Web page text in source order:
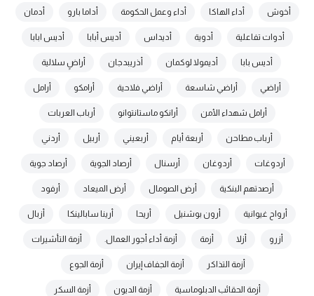
أخوش أداء الهاكا أداء وعمل الحكومة أداما بارو أدمان
أدوات تفاعلية أدوية أديداس أديس أبابا أديس ابابا
أديس بابا أديمولا لوكمان أذريبدجان أراضٍ سلالية
أراضي أراضي شاسعة أراضي فلاحية أرامكو أرامل
أرامل شهداء الأمن أرانكو ماستانتوانو أرباب العربات
أرباب مطاحن أربعة أيام أربعيني أربيل أردني
أردوغات أردوغان أرسنال أرصاد الجوية أرصاد جوية
أرصدتهم البنكية أرض الصومال أرض الميعاد أرفود
أرواح غيوانية أرون بوشنيل أريحا أرينا سابالينكا أزبال
أزرو أزلا أزمة أزمة أداء أجور العمال. أزمة التأشيرات
أزمة التذاكر أزمة الجفاف إيران أزمة الجوع
أزمة الحقائب الدبلوماسية أزمة الديون أزمة السكر